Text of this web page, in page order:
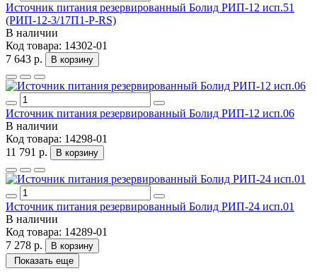
Источник питания резервированный Болид РИП-12 исп.51
(РИП-12-3/17П1-Р-RS)
В наличии
Код товара: 14302-01
7 643 р.
В корзину
Источник питания резервированный Болид РИП-12 исп.06
В наличии
Код товара: 14298-01
11 791 р.
В корзину
Источник питания резервированный Болид РИП-24 исп.01
В наличии
Код товара: 14289-01
7 278 р.
В корзину
Показать еще